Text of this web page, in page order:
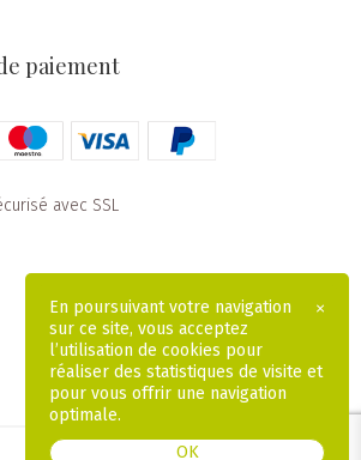
paiement
avec SSL
×
En poursuivant votre navigation
sur ce site, vous acceptez
l’utilisation de cookies pour
réaliser des statistiques de visite et
pour vous offrir une navigation
optimale.
OK